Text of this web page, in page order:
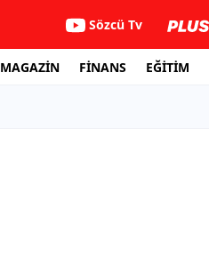
Sözcü Tv
MAGAZİN FİNANS EĞİTİM